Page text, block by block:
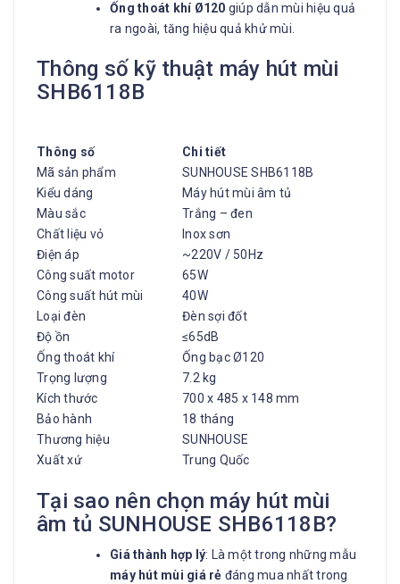
Ống thoát khí Ø120 giúp dẫn mùi hiệu quả
ra ngoài, tăng hiệu quả khử mùi.
Thông số kỹ thuật máy hút mùi
SHB6118B
Thông số
Chi tiết
Mã sản phẩm
SUNHOUSE SHB6118B
Kiểu dáng
Máy hút mùi âm tủ
Màu sắc
Trắng – đen
Chất liệu vỏ
Inox sơn
Điện áp
~220V / 50Hz
Công suất motor
65W
Công suất hút mùi
40W
Loại đèn
Đèn sợi đốt
Độ ồn
≤65dB
Ống thoát khí
Ống bạc Ø120
Trọng lượng
7.2 kg
Kích thước
700 x 485 x 148 mm
Bảo hành
18 tháng
Thương hiệu
SUNHOUSE
Xuất xứ
Trung Quốc
Tại sao nên chọn máy hút mùi
âm tủ SUNHOUSE SHB6118B?
Giá thành hợp lý: Là một trong những mẫu
máy hút mùi giá rẻ đáng mua nhất trong